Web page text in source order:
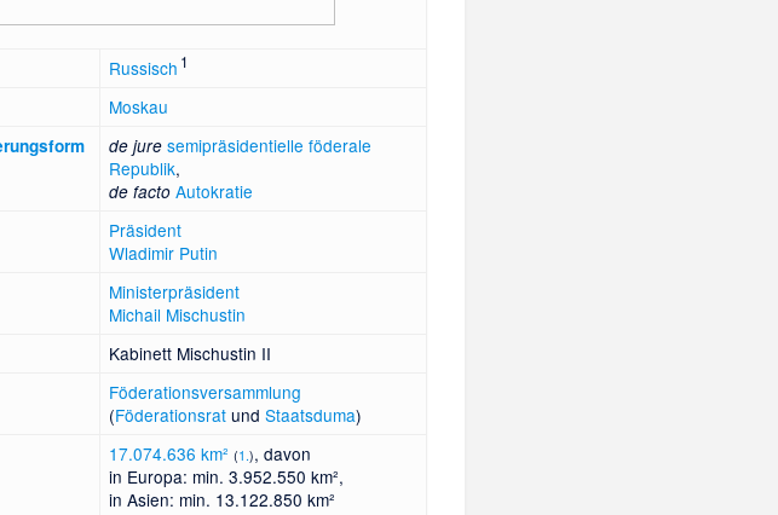
Russisch 1
Moskau
de jure semipräsidentielle föderale
Republik,
de facto Autokratie
Präsident
Wladimir Putin
Ministerpräsident
Michail Mischustin
Kabinett Mischustin II
Föderationsversammlung
(Föderationsrat undStaatsduma)
17.074.636 km² (1.), davon
in Europa: min. 3.952.550 km²,
in Asien: min. 13.122.850 km²